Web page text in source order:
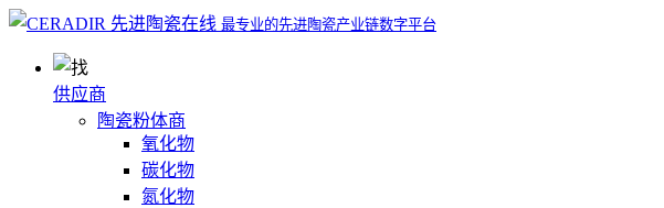
最专业的先进陶瓷产业链数字平台
供应商
陶瓷粉体商
氧化物
碳化物
氮化物